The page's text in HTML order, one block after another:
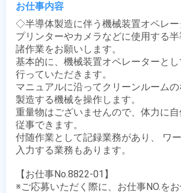
お仕事内容
◇半導体製造に伴う機械装置オペレ
プリンターやカメラなどに使用する
諸作業をお願いします。
基本的に、機械装置オペレーターと
行っていただきます。
マニュアルに沿ってクリーンルーム
製造する機械を操作します。
重量物はございませんので、体力に
従事できます。
付随作業として記録業務があり、 ワ
入力する業務もあります。
【お仕事No.8822-01】
※ご応募いただく際に、お仕事NO.をお